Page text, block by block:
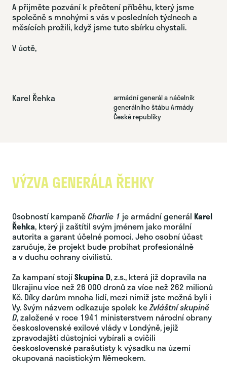
A přijměte pozvání k přečtení příběhu, který jsme
společně s mnohými s vás v posledních týdnech a
měsících prožili, když jsme tuto sbírku chystali.
V úctě,
Karel Řehka
armádní generál a náčelník
generálního štábu Armády
České republiky
VÝZVA GENERÁLA ŘEHKY
Osobností kampaně Charlie 1 je armádní generál Karel
Řehka, který ji zaštítil svým jménem jako morální
autorita a garant účelné pomoci. Jeho osobní účast
zaručuje, že projekt bude probíhat profesionálně
a v duchu ochrany civilistů.
Za kampaní stojíSkupina D, z.s., která již dopravila na
Ukrajinu více než 26 000 dronů za více než 262 milionů
Kč. Díky darům mnoha lidí, mezi nimiž jste možná byli i
Vy. Svým názvem odkazuje spolek keZvláštní skupině
D, založené v roce 1941 ministerstvem národní obrany
československé exilové vlády v Londýně, jejíž
zpravodajští důstojníci vybírali a cvičili
československé parašutisty k výsadku na území
okupovaná nacistickým Německem.